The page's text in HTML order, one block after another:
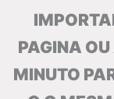
PAGINA
MINUTO